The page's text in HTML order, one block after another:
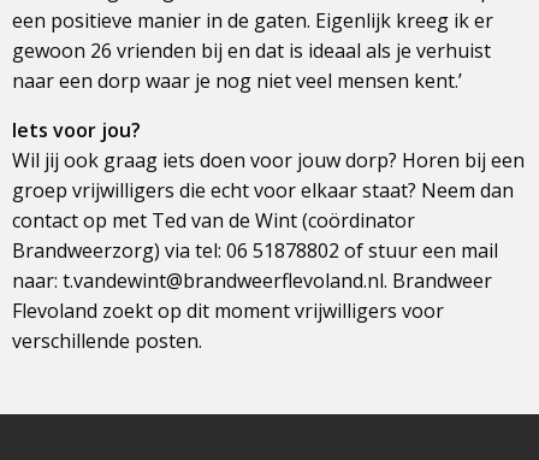
een positieve manier in de gaten. Eigenlijk kreeg ik er
gewoon 26 vrienden bij en dat is ideaal als je verhuist
naar een dorp waar je nog niet veel mensen kent.’
Iets voor jou?
Wil jij ook graag iets doen voor jouw dorp? Horen bij een
groep vrijwilligers die echt voor elkaar staat? Neem dan
contact op met Ted van de Wint (coördinator
Brandweerzorg) via tel: 06 51878802 of stuur een mail
naar: t.vandewint@brandweerflevoland.nl. Brandweer
Flevoland zoekt op dit moment vrijwilligers voor
verschillende posten.